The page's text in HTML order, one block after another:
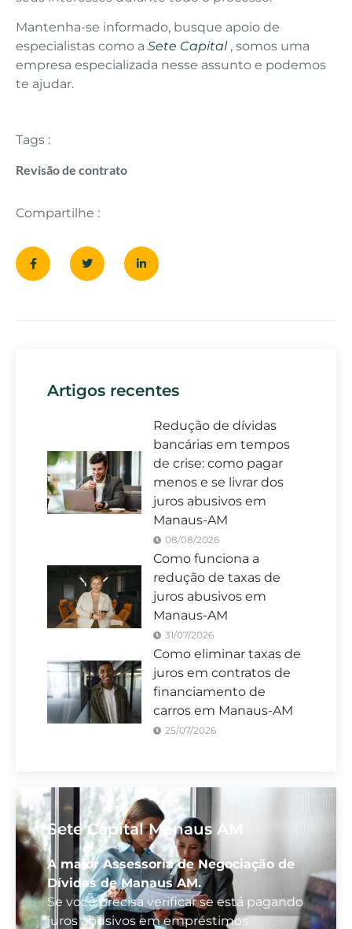
Mantenha-se informado, busque apoio de
especialistas como a Sete Capital, somos uma
empresa especializada nesse assunto e podemos
te ajudar.
Tags :
Revisão de contrato
Compartilhe :
Artigos recentes
Redução de dívidas
bancárias em tempos
de crise: como pagar
menos e se livrar dos
juros abusivos em
Manaus-AM
08/08/2026
Como funciona a
redução de taxas de
juros abusivos em
Manaus-AM
31/07/2026
Como eliminar taxas de
juros em contratos de
financiamento de
carros em Manaus-AM
25/07/2026
Sete Capital Manaus AM
A maior Assessoria de Negociação de
Dívidas de Manaus AM.
Se você precisa verificar se está pagando
juros abusivos em empréstimos